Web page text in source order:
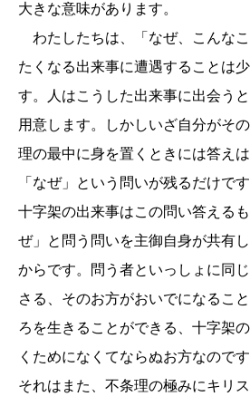
大きな意味があります。
わたしたちは、「なぜ、こんな
たくなる出来事に遭遇することは
す。人はこうした出来事に出会う
用意します。しかしいざ自分がそ
理の最中に身を置くときには答え
「なぜ」という問いが残るだけです
十字架の出来事はこの問い答える
ぜ」と問う問いを主御自身が共有
からです。問う者といっしょに同
さる、そのお方がおいでになるこ
ろを生きることができる、十字架
くためになくてならぬお方なのです
それはまた、不条理の極みにキリ